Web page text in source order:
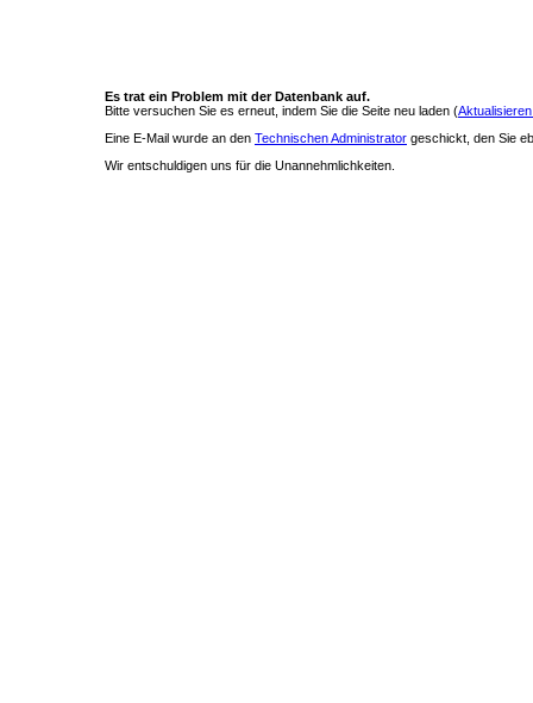
Es trat ein Problem mit der Datenbank auf.
Bitte versuchen Sie es erneut, indem Sie die Seite neu laden (
Eine E-Mail wurde an den Technischen Administrator geschickt, den Sie
Wir entschuldigen uns für die Unannehmlichkeiten.